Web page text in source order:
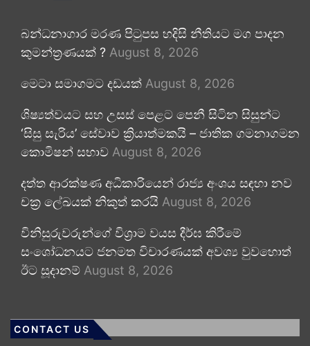
බන්ධනාගාර මරණ පිටුපස හදිසි නීතියට මග පාදන
කුමන්ත්‍රණයක් ? August 8, 2026
මෙටා සමාගමට දඩයක් August 8, 2026
ශිෂ්‍යත්වයට සහ උසස් පෙළට පෙනී සිටින සිසුන්ට
‘සිසු සැරිය’ සේවාව ක්‍රියාත්මකයි – ජාතික ගමනාගමන
කොමිෂන් සභාව August 8, 2026
දත්ත ආරක්ෂණ අධිකාරියෙන් රාජ්‍ය අංශය සඳහා නව
චක්‍ර ලේඛයක් නිකුත් කරයි August 8, 2026
විනිසුරුවරුන්ගේ විශ්‍රාම වයස දීර්ඝ කිරීමේ
සංශෝධනයට ජනමත විචාරණයක් අවශ්‍ය වුවහොත්
ඊට සූදානම් August 8, 2026
CONTACT US